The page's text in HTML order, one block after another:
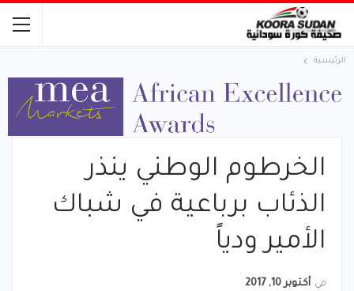
الرئيسية
الخرطوم الوطني ينذر
الذئاب برباعية في شباك
الأمير ودياً
في أكتوبر 10, 2017